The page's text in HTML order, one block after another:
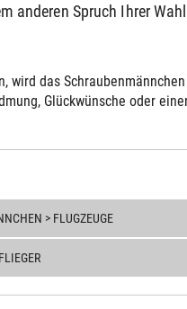
anderen Spruch Ihrer
wird das
Glückwünsche oder
> FLUGZEUGE